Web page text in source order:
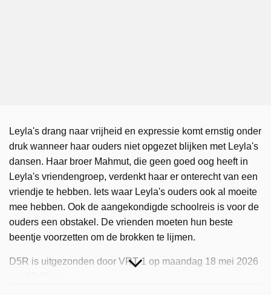
Leyla's drang naar vrijheid en expressie komt ernstig onder
druk wanneer haar ouders niet opgezet blijken met Leyla's
dansen. Haar broer Mahmut, die geen goed oog heeft in
Leyla's vriendengroep, verdenkt haar er onterecht van een
vriendje te hebben. Iets waar Leyla's ouders ook al moeite
mee hebben. Ook de aangekondigde schoolreis is voor de
ouders een obstakel. De vrienden moeten hun beste
beentje voorzetten om de brokken te lijmen.
D5R is uitgezonden door VRT 1 op maandag 18 mei 2026